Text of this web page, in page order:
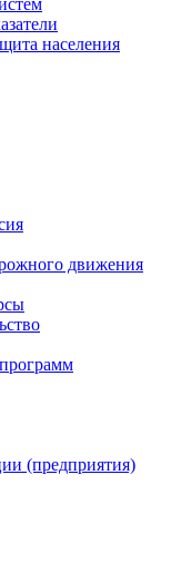
населения
движения
(предприятия)